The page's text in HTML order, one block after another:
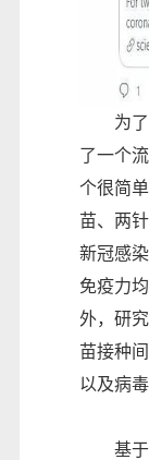
为了
了一个
个很简
苗、两
新冠感
免疫力
外，研
苗接种
以及病
基于